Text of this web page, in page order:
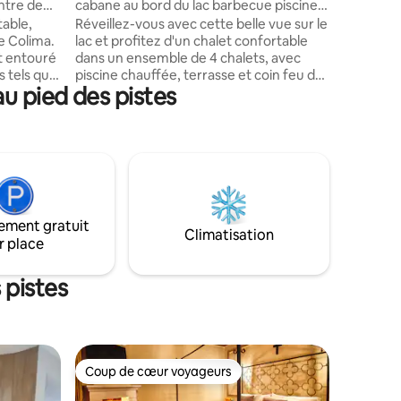
de
Colima.
entouré
tels que
de
et
cabane au bord du lac barbecue piscine
et terrasse
Réveillez-vous avec cette belle vue sur le
lac et profitez d'un chalet confortable
dans un ensemble de 4 chalets, avec
piscine chauffée, terrasse et coin feu de
camp. Idéal pour les couples, les familles
et les amis qui cherchent à se détendre à
barbecue pour viande grillée 🔥 Des
espaces extérieurs parfaits pour se
reposer et vivre ensemble 🌳
pied des pistes
gratuit
place
Climatisation
pistes
Coup de cœur voyageurs
Coup de cœur voyageurs